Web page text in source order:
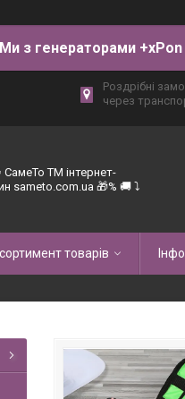
Ми з генераторами
Роздрібні
через
СамеТо ТМ інтернет-
sameto.com.ua 🎁% 🚚 ⤵
товарів